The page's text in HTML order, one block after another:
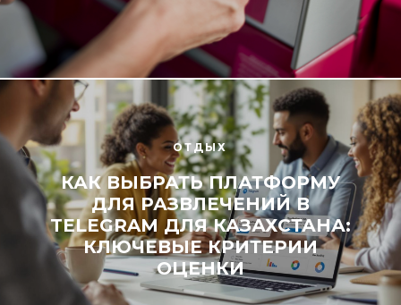
ОТДЫХ
КАК ВЫБРАТЬ ПЛАТФОРМУ
ДЛЯ РАЗВЛЕЧЕНИЙ В
TELEGRAM ДЛЯ КАЗАХСТАНА:
КЛЮЧЕВЫЕ КРИТЕРИИ
ОЦЕНКИ